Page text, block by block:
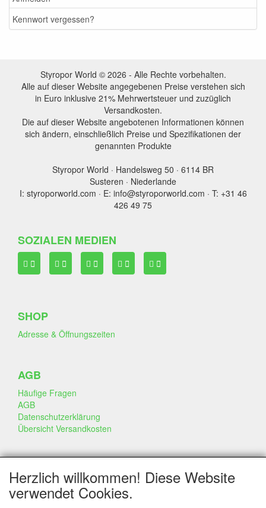
Kennwort vergessen?
Styropor World © 2026 - Alle Rechte vorbehalten.
Alle auf dieser Website angegebenen Preise verstehen sich
in Euro inklusive 21% Mehrwertsteuer und zuzüglich
Versandkosten.
Die auf dieser Website angebotenen Informationen können
sich ändern, einschließlich Preise und Spezifikationen der
genannten Produkte
Styropor World · Handelsweg 50 · 6114 BR
Susteren · Niederlande
I: styroporworld.com · E: info@styroporworld.com · T: +31 46
426 49 75
SOZIALEN MEDIEN
SHOP
Adresse & Öffnungszeiten
AGB
Häufige Fragen
AGB
Datenschutzerklärung
Übersicht Versandkosten
GESCHÄFT & INFO
Kontakt
Firmen Information
Herzlich willkommen! Diese Website
verwendet Cookies.